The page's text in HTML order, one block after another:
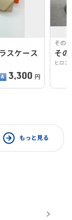
スケース
3,300 円
その
そ
ヒロコ
もっと見る